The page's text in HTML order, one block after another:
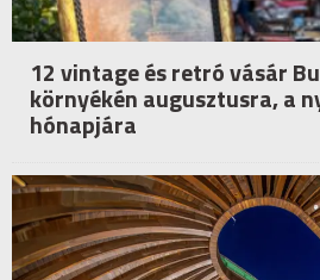
12 vintage és retró vásár
környékén augusztusra, a
hónapjára